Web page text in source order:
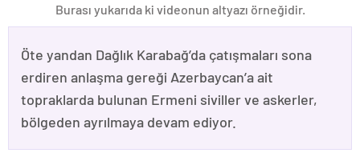
Burası yukarıda ki videonun altyazı örneğidir.
Öte yandan Dağlık Karabağ’da çatışmaları sona
erdiren anlaşma gereği Azerbaycan’a ait
topraklarda bulunan Ermeni siviller ve askerler,
bölgeden ayrılmaya devam ediyor.